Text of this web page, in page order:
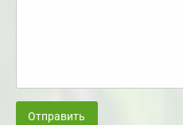
Отправить